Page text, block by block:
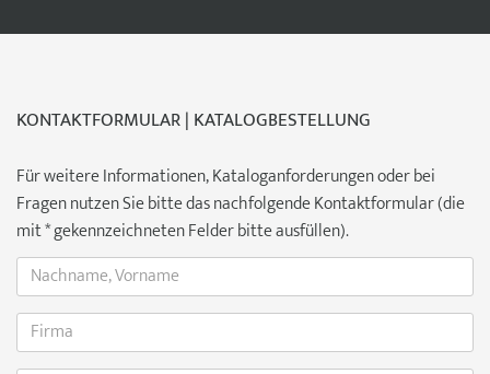
KONTAKTFORMULAR | KATALOGBESTELLUNG
Für weitere Informationen, Kataloganforderungen oder bei
Fragen nutzen Sie bitte das nachfolgende Kontaktformular (die
mit * gekennzeichneten Felder bitte ausfüllen).